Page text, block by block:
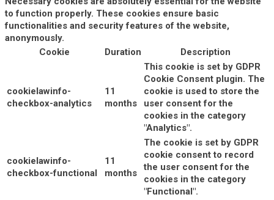
to function properly. These cookies ensure basic
functionalities and security features of the website,
anonymously.
Cookie
Duration Description
cookielawinfo-
checkbox-analytics
11
months
This cookie is set by GDPR
Cookie Consent plugin. The
cookie is used to store the
user consent for the
cookies in the category
"Analytics".
cookielawinfo-
checkbox-functional
11
months
The cookie is set by GDPR
cookie consent to record
the user consent for the
cookies in the category
"Functional".